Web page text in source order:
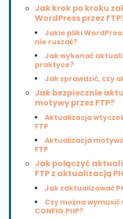
Jak krok po kroku
WordPress przez
Jakie pliki
nie ruszać?
Jak wykonać
praktyce?
Jak sprawdzić, czy
Jak bezpiecznie
motywy przez FTP?
Aktualizacja
FTP
Aktualizacja
FTP
Jak połączyć
FTP z aktualizacją
Jak zaktualizować
Czy można wymusić
CONFIG.PHP?